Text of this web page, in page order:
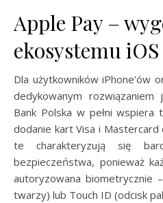
Apple Pay –
ekosystemu iOS
Dla użytkowników iPhone’ów
dedykowanym
Bank Polska w pełni wspiera
dodanie kart Visa i Mastercard
te charakteryzują się
bezpieczeństwa, ponieważ
autoryzowana biometrycznie
twarzy) lub Touch ID (odcisk